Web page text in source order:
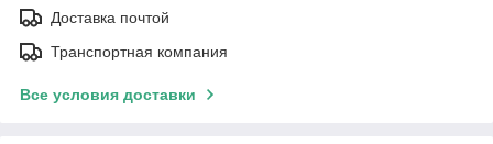
Доставка почтой
Транспортная компания
Все условия доставки